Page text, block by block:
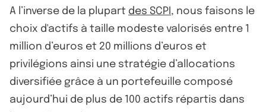
A l’inverse de la plupart des SCPI , nous faisons le
choix d'actifs à taille modeste valorisés entre 1
million d’euros et 20 millions d’euros et
privilégions ainsi une stratégie d’allocations
diversifiée grâce à un portefeuille composé
aujourd’hui de plus de 100 actifs répartis dans